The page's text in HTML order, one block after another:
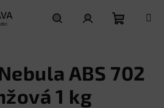
košík
ABS 702
1 kg